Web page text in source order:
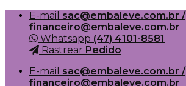
Skip
content
E-mail sac@embaleve.com.br /
financeiro@embaleve.com.br
Whatsapp (47) 4101-8581
Rastrear Pedido
E-mail sac@embaleve.com.br /
financeiro@embaleve.com.br